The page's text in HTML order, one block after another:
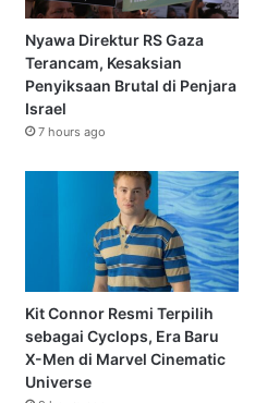
Nyawa Direktur RS Gaza
Terancam, Kesaksian
Penyiksaan Brutal di Penjara
Israel
7 hours ago
Kit Connor Resmi Terpilih
sebagai Cyclops, Era Baru
X-Men di Marvel Cinematic
Universe